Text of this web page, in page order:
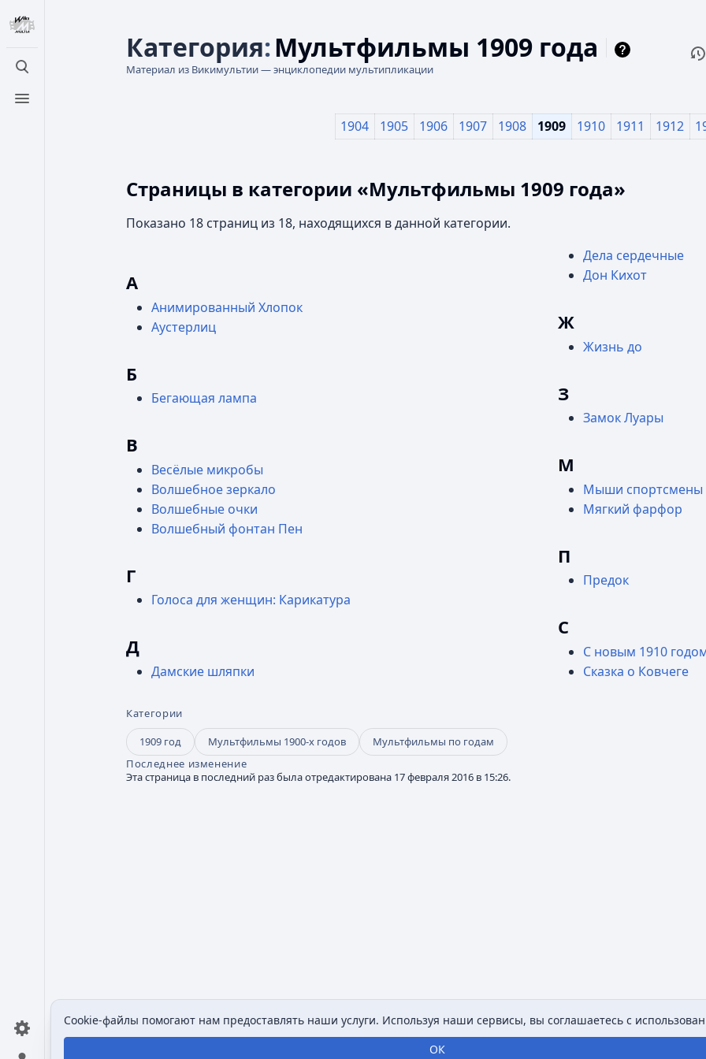
Открыть поиск
Открыть меню
Категория:Мультфильмы 1909 года
Материал из Викимультии — энциклопедии мультипликации
1904 1905 1906 1907 1908 1909 1910 1911 1912
Страницы в категории «Мультфильмы 1909 года»
Показано 18 страниц из 18, находящихся в данной категории.
А
Анимированный Хлопок
Аустерлиц
Б
Бегающая лампа
В
Весёлые микробы
Волшебное зеркало
Волшебные очки
Волшебный фонтан Пен
Г
Голоса для женщин: Карикатура
Д
Дамские шляпки
Дела сердечные
Дон Кихот
Ж
Жизнь до
З
Замок Луары
М
Мыши спортсмены
Мягкий фарфор
П
Предок
С
С новым 1910
Сказка о Ковчеге
Категории
1909 год
Мультфильмы 1900-х годов
Мультфильмы по годам
Последнее изменение
Эта страница в последний раз была отредактирована 17 февраля 2016 в 15:26.
Cookie-файлы помогают нам предоставлять наши услуги. Используя наши сервисы, вы соглашаетесь с
ОК